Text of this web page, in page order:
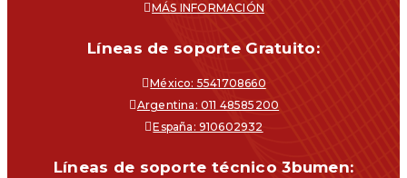
MÁS INFORMACIÓN
Líneas de soporte Gratuito:
México: 5541708660
Argentina: 011 48585200
España: 910602932
Líneas de soporte técnico 3bumen: